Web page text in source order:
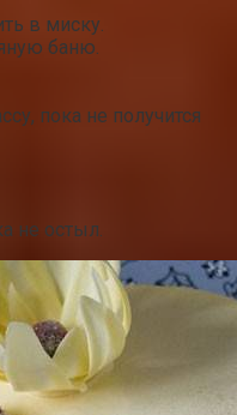
в миску.
баню.
пока не получится
не остыл.